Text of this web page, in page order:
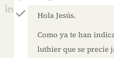
Hola Jesús.
Como ya te han
luthier que se precie